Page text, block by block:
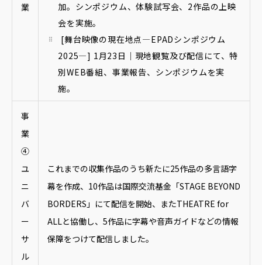
業
加。シンポジウム、体験試写会、2作品の上映
会を実施。
[舞台映像の現在地点―EPADシンポジウム
2025―] 1月23日｜現地観覧及び配信にて、特
別WEB番組、事業報告、シンポジウムを実
施。
事
業
④
ユ
ニ
バ
ー
サ
ル
これまでの収集作品のうち新たに25作品の多言語字
幕を作成、10作品は国際交流基金「STAGE BEYOND
BORDERS」にて配信を開始、またTHEATRE for
ALLと協働し、5作品に字幕や音声ガイドなどの情報
保障をつけて配信しました。